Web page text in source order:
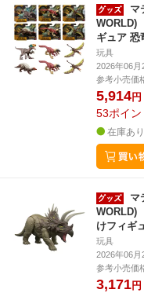
マ
WORLD)
ギュア
玩具
2026年06月
参考小売価
5,914円
53ポイン
在庫あり
マ
WORLD)
けフィギ
玩具
2026年06月
参考小売価
3,171円